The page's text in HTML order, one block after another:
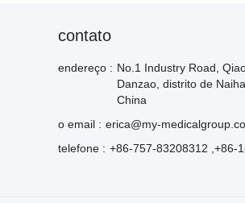
contato
endereço : No.1 Industry Road,
Danzao, distrito de
China
o email : erica@my-
telefone : +86-757-83208312 ,+86-